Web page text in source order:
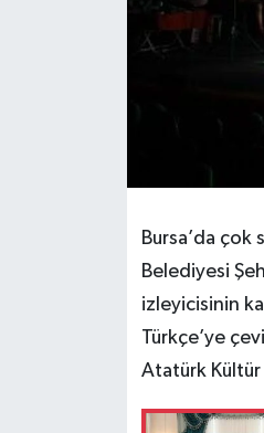
Bursa’da çok
Belediyesi
izleyicisinin
Türkçe’ye
Atatürk Kültür